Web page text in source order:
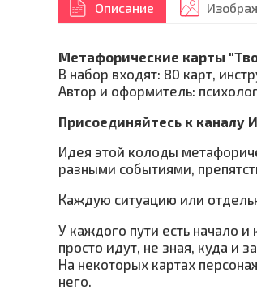
Описание
Метафорические карты
В набор входят: 80 карт,
Автор и оформитель:
Присоединяйтесь к каналу
Идея этой колоды
разными событиями,
Каждую ситуацию или
У каждого пути есть начало
просто идут, не зная, куда и
На некоторых картах
него.